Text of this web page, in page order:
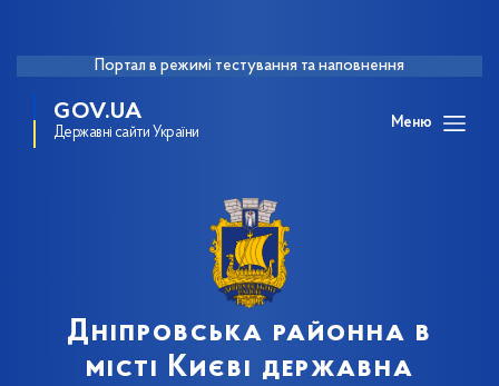
Портал в режимі тестування та наповнення
GOV.UA
Державні сайти України
Меню
Дніпровська районна в
місті Києві державна